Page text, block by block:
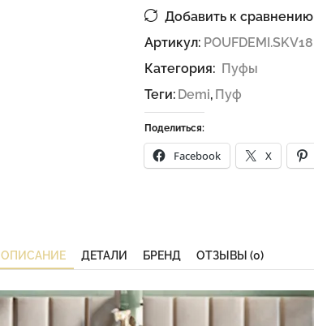
Добавить к сравнению
Артикул: POUFDEMI.SKV18
Категория: Пуфы
Теги: Demi, Пуф
Поделиться:
Facebook X
ОПИСАНИЕ ДЕТАЛИ БРЕНД ОТЗЫВЫ (0)